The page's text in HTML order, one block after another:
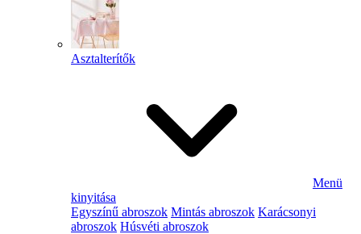
Asztalterítők
Menü
kinyitása
Egyszínű abroszok Mintás abroszok Karácsonyi
abroszok Húsvéti abroszok